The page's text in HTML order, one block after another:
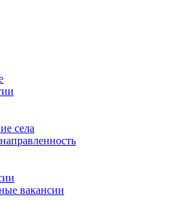
села
вакансии